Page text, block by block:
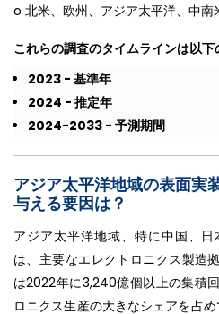
o 北米、欧州、アジア太平洋、中南
これらの調査のタイムラインは以下
2023 - 基準年
2024 - 推定年
2024-2033 - 予測期間
アジア太平洋地域の表面実
与える要因は？
アジア太平洋地域、特に中国、
は、主要なエレクトロニクス製造
は2022年に3,240億個以上の集積
ロニクス生産の大きなシェアを占